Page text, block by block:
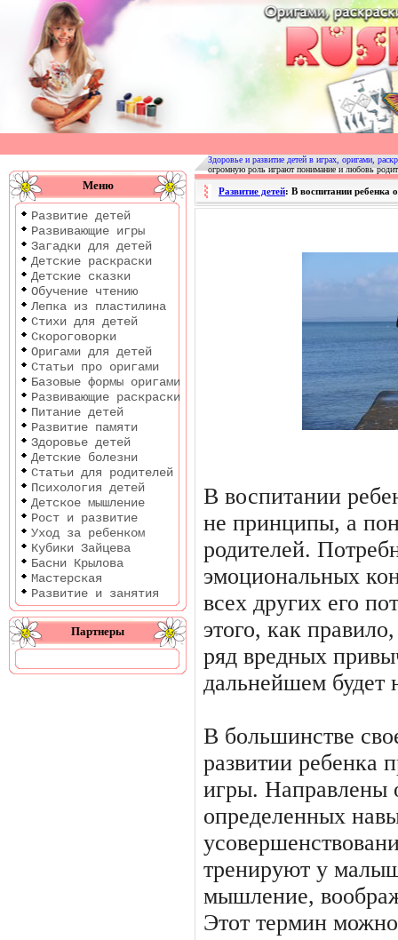
Оригами
|
Раскраски
Развитие
детей
Меню
Развитие детей
Развивающие игры
Загадки для детей
Детские раскраски
Детские сказки
Обучение чтению
Лепка из пластилина
Стихи для детей
Скороговорки
Оригами для детей
Статьи про оригами
Базовые формы оригами
Развивающие раскраски
Питание детей
Развитие памяти
Здоровье детей
Детские болезни
Статьи для родителей
Психология детей
Детское мышление
Рост и развитие
Уход за ребенком
Кубики Зайцева
Басни Крылова
Мастерская
Развитие и занятия
Партнеры
Здоровье и развитие детей в играх, оригами,
огромную роль играют понимание и любовь
Развитие детей: В воспитании ребенка
В воспитании
не принципы, а
родителей.
эмоциональных
всех других его
этого, как
ряд вредных
дальнейшем будет
В большинстве
развитии ребенка
игры. Направлены
определенных
тренируют у
мышление,
Этот термин